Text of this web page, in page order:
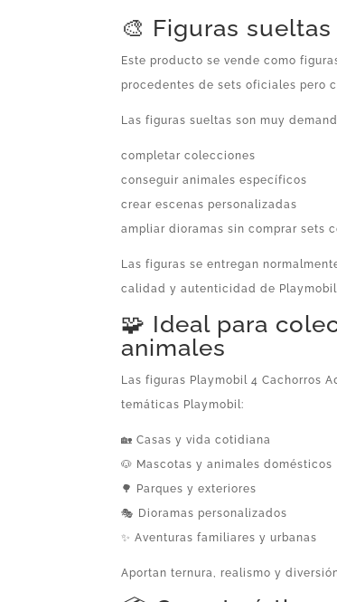
🎨 Figuras
Este producto se vende como
procedentes de sets oficiales pero
Las figuras sueltas son muy
completar colecciones
conseguir animales específicos
crear escenas personalizadas
ampliar dioramas sin comprar sets
Las figuras se entregan
calidad y autenticidad de
🧩 Ideal para
animales
Las figuras Playmobil 4 Cachorros
temáticas Playmobil:
🏡 Casas y vida cotidiana
🐶 Mascotas y animales domésticos
🌳 Parques y exteriores
🎭 Dioramas personalizados
✨ Aventuras familiares y urbanas
Aportan ternura, realismo y